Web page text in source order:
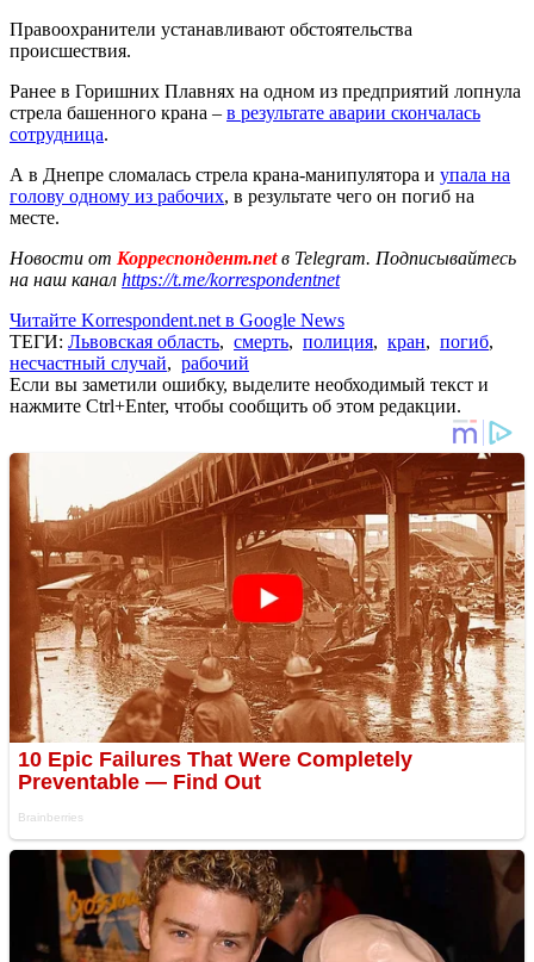
Правоохранители устанавливают обстоятельства
происшествия.
Ранее в Горишних Плавнях на одном из предприятий лопнула
стрела башенного крана – в результате аварии скончалась
сотрудница.
А в Днепре сломалась стрела крана-манипулятора и упала на
голову одному из рабочих, в результате чего он погиб на
месте.
Новости от Корреспондент.netв Telegram. Подписывайтесь
на наш канал https://t.me/korrespondentnet
Читайте Korrespondent.net в Google News
ТЕГИ: Львовская область, смерть, полиция, кран, погиб,
несчастный случай, рабочий
Если вы заметили ошибку, выделите необходимый текст и
нажмите Ctrl+Enter, чтобы сообщить об этом редакции.